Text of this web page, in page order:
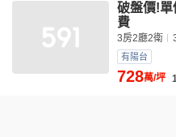
破盤價!單
費
3房2廳2衛
有陽台
728萬/坪